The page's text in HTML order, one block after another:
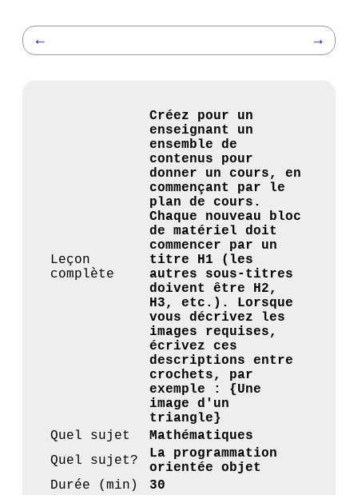
← →
Leçon
complète
Créez pour un
enseignant un
ensemble de
contenus pour
donner un cours, en
commençant par le
plan de cours.
Chaque nouveau bloc
de matériel doit
commencer par un
titre H1 (les
autres sous-titres
doivent être H2,
H3, etc.). Lorsque
vous décrivez les
images requises,
écrivez ces
descriptions entre
crochets, par
exemple : {Une
image d'un
triangle}
Quel sujet
Mathématiques
Quel sujet?
La programmation
orientée objet
Durée (min)
30